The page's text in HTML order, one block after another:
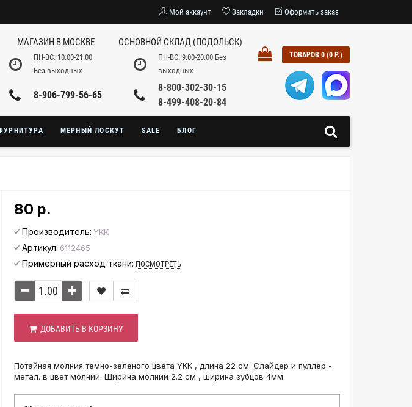
Мой аккаунт Закладки Оформить заказ
МАГАЗИН В МОСКВЕ
ПН-ВС: 10:00-21:00
Без выходных
8-906-799-56-65
ОСНОВНОЙ СКЛАД (ПОДОЛЬСК)
ПН-ВС: 9:00-20:00 Без
выходных
8-800-302-30-15
8-499-408-20-84
ТОВАРОВ 0 (0 Р.)
МЕРНЫЙ ЛОСКУТ SALE БЛОГ
80 р.
Производитель: YKK
Артикул: 6112465
Примерный расход ткани: ПОСМОТРЕТЬ
ДОБАВИТЬ В КОРЗИНУ
Потайная молния темно-зеленого цвета YKK , длина 22 см. Слайдер и пуллер -
метал. в цвет молнии. Ширина молнии 2.2 см , ширина зубцов 4мм.